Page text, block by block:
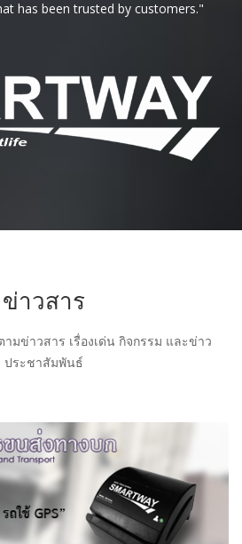
has been trusted by customers."
ข่าวสาร
มข่าวสาร เรื่องเด่น กิจกรรม และข่าว
ประชาสัมพันธ์